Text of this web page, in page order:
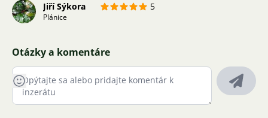
Jiří Sýkora 5
Plánice
Otázky a komentáre